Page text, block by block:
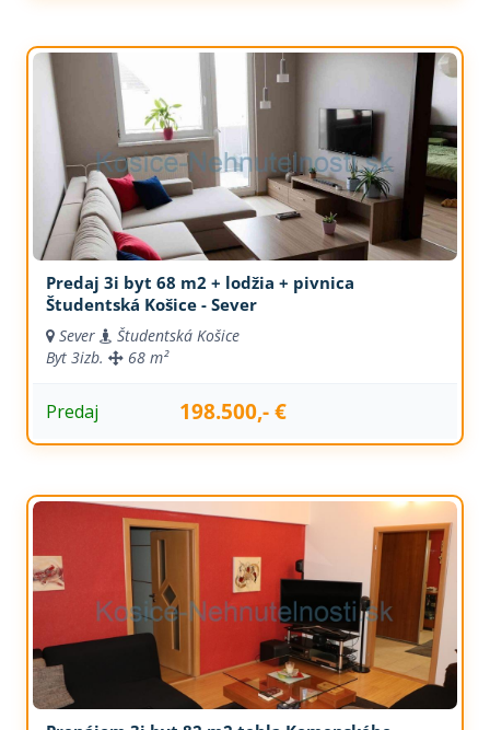
Predaj 3i byt 68 m2 + lodžia + pivnica
Študentská Košice - Sever
Sever
Študentská Košice
Byt 3izb. 68 m²
Predaj 198.500,- €